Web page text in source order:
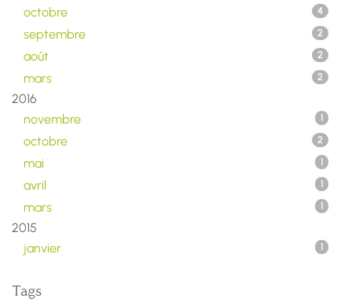
octobre
4
septembre 2
août 2
mars 2
2016
novembre
1
octobre 2
mai 1
avril 1
mars 1
2015
janvier
1
Tags